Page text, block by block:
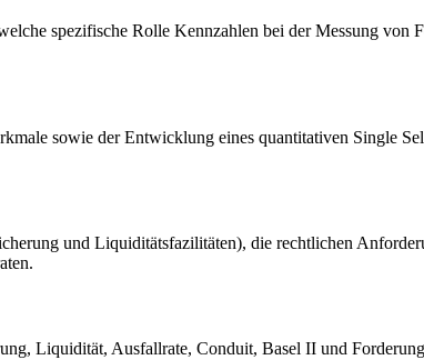
spezifische Rolle Kennzahlen bei der Messung
sowie der Entwicklung eines quantitativen Single
und Liquiditätsfazilitäten), die rechtlichen
Liquidität, Ausfallrate, Conduit, Basel II und